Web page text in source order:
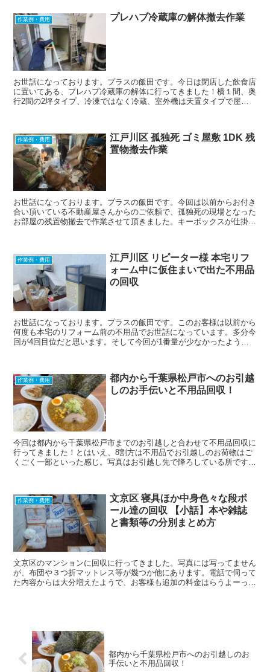
作業例・費用 プレハブ冷蔵庫の解体撤去作業
お世話になっております。プラスの飯田です。今日は閉店した飲食店
に置いてある、プレハブ冷蔵庫の解体に行ってきました！横１間、奥
行2間の2坪タイプ、冷凍ではなく冷蔵、室外機は天置タイプで屋根
作業例・費用
江戸川区 孤独死 ゴミ屋敷 1DK 残
置物撤去作業
お世話になっております。プラスの飯田です。今回は以前からお付き
合い頂いている不動産屋さんからのご依頼で、孤独死の現場となった
お部屋の残置物撤去で作業させて頂きました。キーボックスが仕掛け
作業例・費用
江戸川区 リピーター様 本宅リフ
ォーム中に仮住まいで出た不用品
の回収
お世話になっております。プラスの飯田です。このお客様は以前から
何度も本宅のリフォーム前の不用品でお世話になっています。多分今
回が4回目位だと思います。そして今回が1番量が少なかったように
作業例・費用
都内から千葉県松戸市へのお引越
しのお手伝いと不用品回収！
今回は都内から千葉県松戸市までのお引越しと合わせて不用品回収に
行ってきました！とはいえ、8割方は不用品でお引越しのお荷物はご
くごく一部といった感じ。写真はお引越し先で降ろしている所です。
作業例・費用
文京区 寝具ほか中身色々な段ボ
ール達の回収 【小話】本や雑誌
と書類等の分別まとめ方
文京区のマンションに回収に行ってきました。写真には写ってません
が、布団や３つ折マットレス等が幾つか他にあります。電話で伺って
た内容からは大分増えたようで、お客様も追加の料金はらうよーって
都内から千葉県松戸市へのお引越しのお
手伝いと不用品回収！